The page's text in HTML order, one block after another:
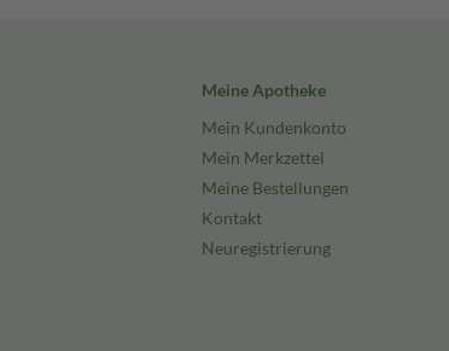
Meine Apotheke
Mein Kundenkonto
Mein Merkzettel
Meine Bestellungen
Kontakt
Neuregistrierung